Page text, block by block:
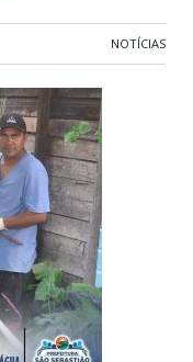
NOTÍCIAS